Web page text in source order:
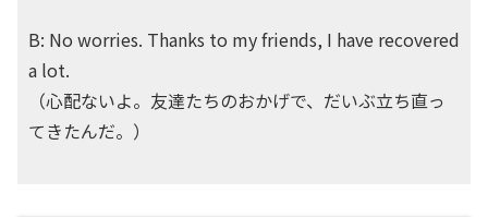
B: No worries. Thanks to my friends, I have recovered
a lot.
（心配ないよ。友達たちのおかげで、だいぶ立ち直っ
てきたんだ。）